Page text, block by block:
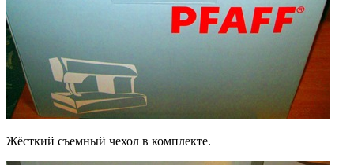
Жёсткий съемный чехол в комплекте.